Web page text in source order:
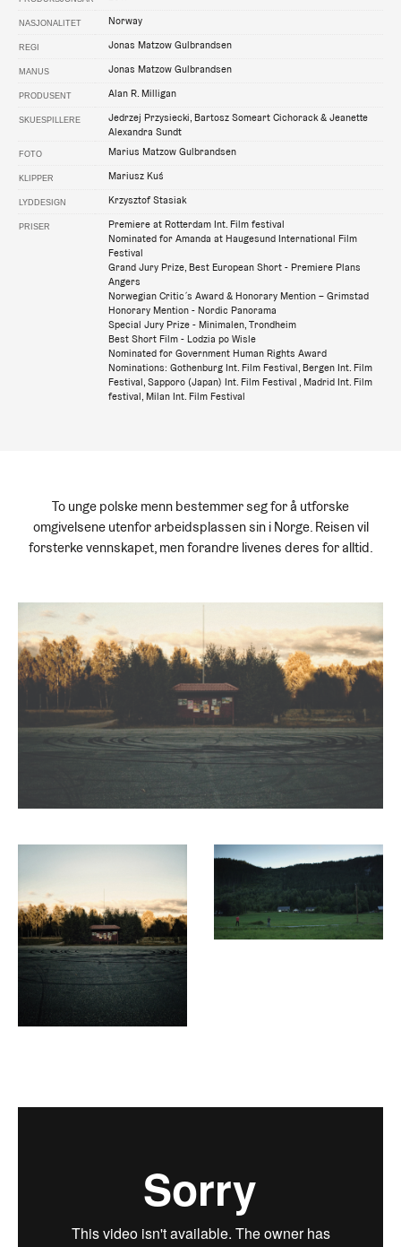
NASJONALITET Norway
REGI Jonas Matzow Gulbrandsen
MANUS Jonas Matzow Gulbrandsen
PRODUSENT Alan R. Milligan
SKUESPILLERE
Jedrzej Przysiecki, Bartosz Someart Cichorack & Jeanette
Alexandra Sundt
FOTO Marius Matzow Gulbrandsen
KLIPPER Mariusz Kuś
LYDDESIGN Krzysztof Stasiak
PRISER
Premiere at Rotterdam Int. Film festival
Nominated for Amanda at Haugesund International Film
Festival
Grand Jury Prize, Best European Short - Premiere Plans
Angers
Norwegian Critic ́s Award & Honorary Mention – Grimstad
Honorary Mention - Nordic Panorama
Special Jury Prize - Minimalen, Trondheim
Best Short Film - Lodzia po Wisle
Nominated for Government Human Rights Award
Nominations: Gothenburg Int. Film Festival, Bergen Int. Film
Festival, Sapporo (Japan) Int. Film Festival , Madrid Int. Film
festival, Milan Int. Film Festival
To unge polske menn bestemmer seg for å utforske
omgivelsene utenfor arbeidsplassen sin i Norge. Reisen vil
forsterke vennskapet, men forandre livenes deres for alltid.